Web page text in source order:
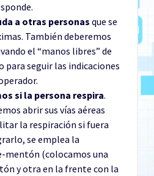
a otras personas que se
También deberemos
el “manos libres” de
seguir las indicaciones
si la persona respira.
abrir sus vías aéreas
la respiración si fuera
se emplea la
mentón (colocamos una
y otra en la frente con la